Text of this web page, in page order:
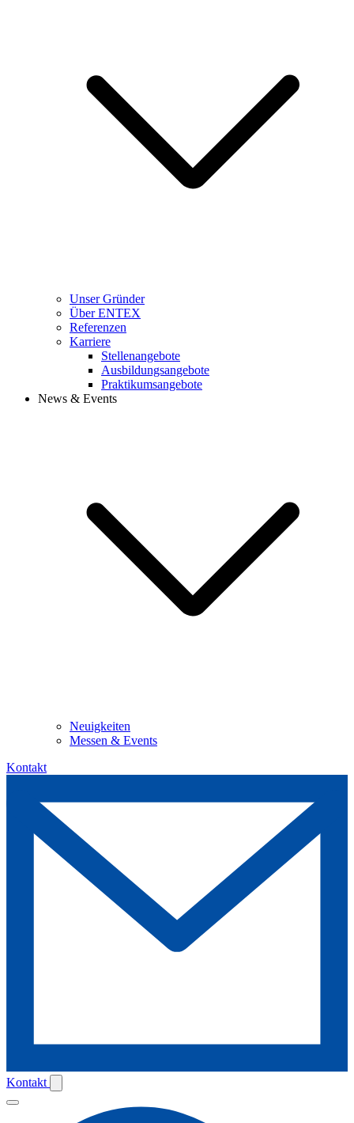
Unser Gründer
Über ENTEX
Referenzen
Karriere
Stellenangebote
Ausbildungsangebote
Praktikumsangebote
News & Events
Neuigkeiten
Messen & Events
Kontakt
Kontakt